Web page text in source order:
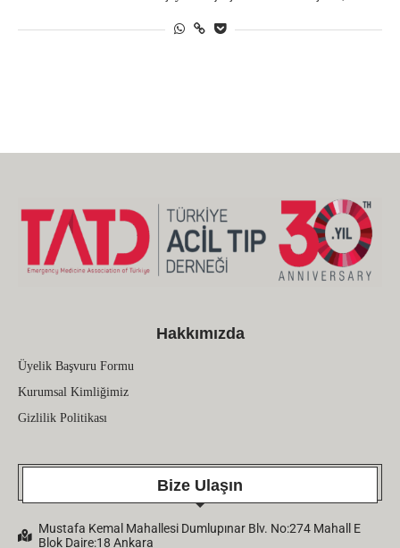
Hakkımızda
Üyelik Başvuru Formu
Kurumsal Kimliğimiz
Gizlilik Politikası
Bize Ulaşın
Mustafa Kemal Mahallesi Dumlupınar Blv. No:274 Mahall E
Blok Daire:18 Ankara